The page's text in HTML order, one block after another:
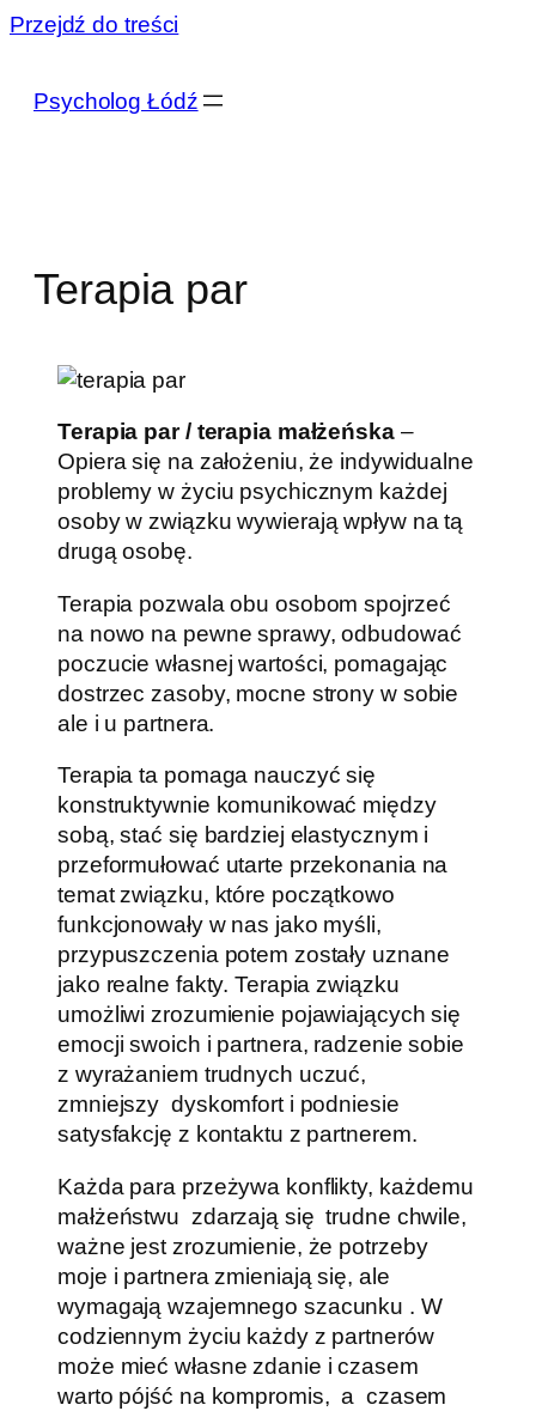
Przejdź do treści
Psycholog Łódź
Terapia par
Terapia par / terapia małżeńska–
Opiera się na założeniu, że indywidualne
problemy w życiu psychicznym każdej
osoby w związku wywierają wpływ na tą
drugą osobę.
Terapia pozwala obu osobom spojrzeć
na nowo na pewne sprawy, odbudować
poczucie własnej wartości, pomagając
dostrzec zasoby, mocne strony w sobie
ale i u partnera.
Terapia ta pomaga nauczyć się
konstruktywnie komunikować między
sobą, stać się bardziej elastycznym i
przeformułować utarte przekonania na
temat związku, które początkowo
funkcjonowały w nas jako myśli,
przypuszczenia potem zostały uznane
jako realne fakty. Terapia związku
umożliwi zrozumienie pojawiających się
emocji swoich i partnera, radzenie sobie
z wyrażaniem trudnych uczuć,
zmniejszy dyskomfort i podniesie
satysfakcję z kontaktu z partnerem.
Każda para przeżywa konflikty, każdemu
małżeństwu zdarzają się trudne chwile,
ważne jest zrozumienie, że potrzeby
moje i partnera zmieniają się, ale
wymagają wzajemnego szacunku . W
codziennym życiu każdy z partnerów
może mieć własne zdanie i czasem
warto pójść na kompromis, a czasem